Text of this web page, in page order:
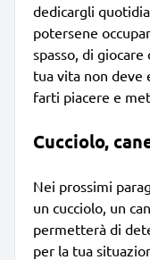
dedicargli
potersene
spasso, di
tua vita non deve
farti piacere e
Cucciolo,
Nei prossimi
un cucciolo, un
permetterà di
per la tua